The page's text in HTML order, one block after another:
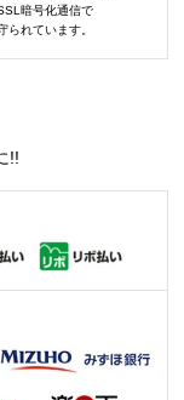
暗号化通信で
られています。
!!